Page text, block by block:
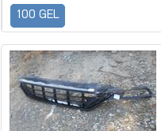
100 GEL